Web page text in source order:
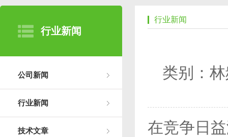
行业新闻
公司新闻
行业新闻
技术文章
行业新闻
类别：
在竞争日